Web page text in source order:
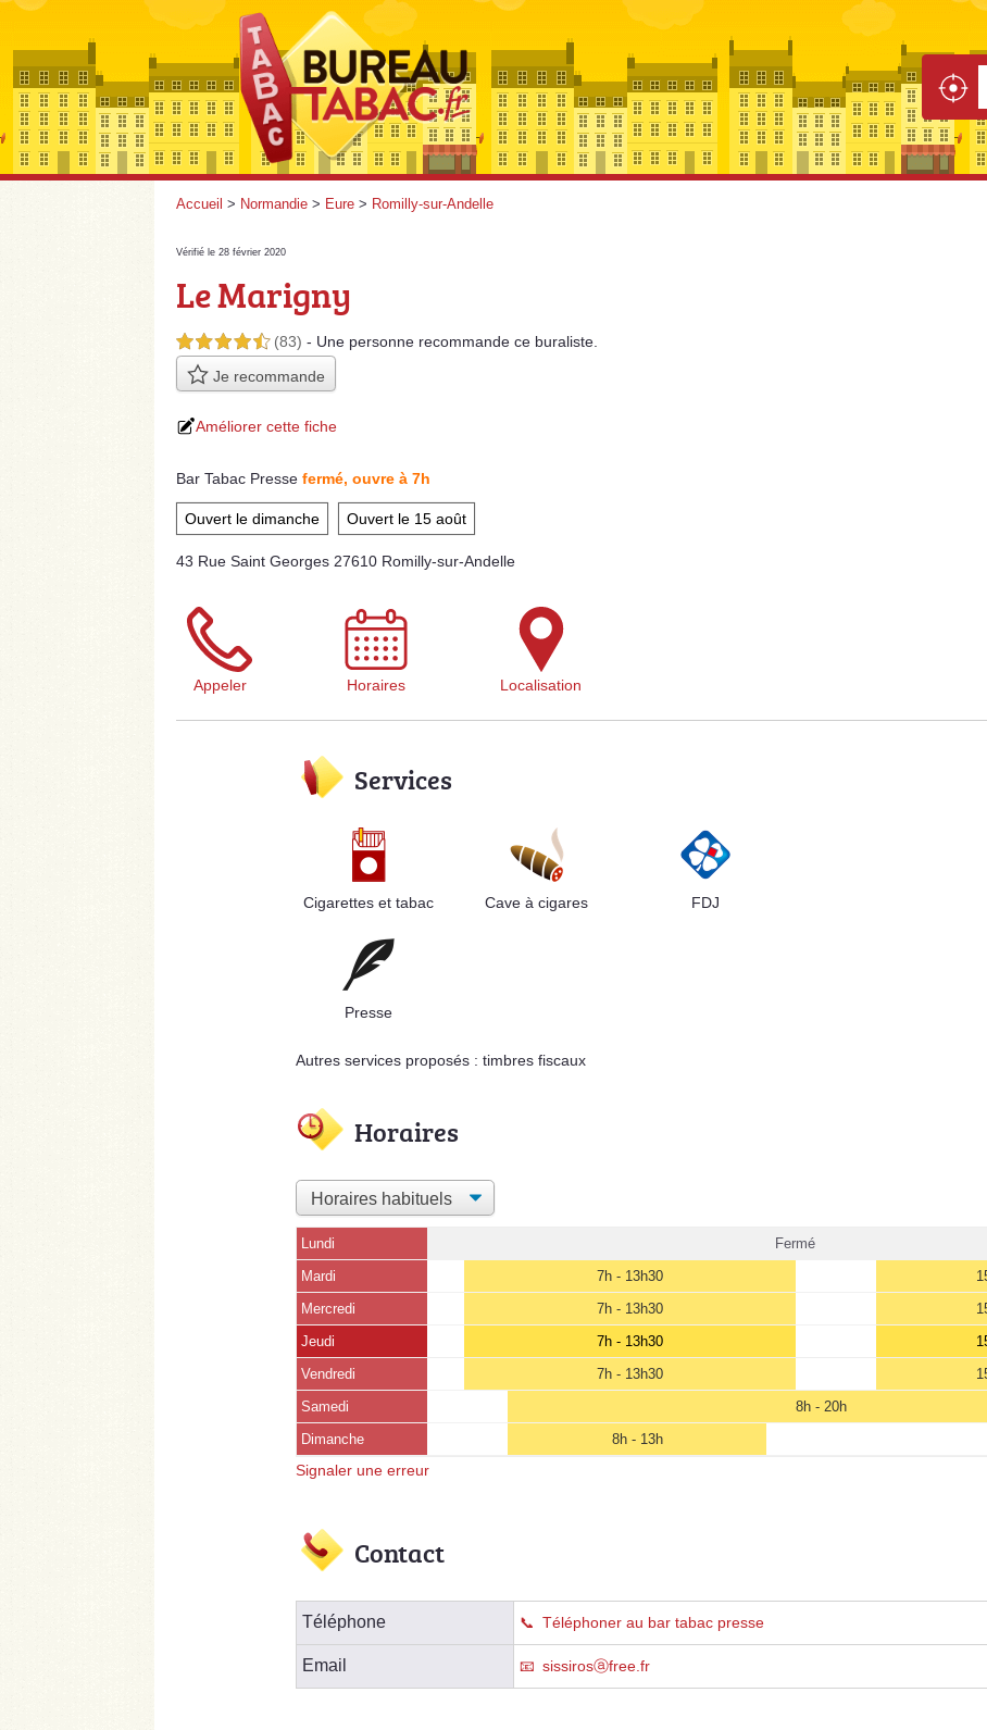
Accueil > Normandie > Eure > Romilly-sur-Andelle
Vérifié le 28 février 2020
Le Marigny
4,5 étoiles sur 5 (83) - Une personne recommande ce buraliste.
Je recommande
Améliorer cette fiche
Bar Tabac Presse fermé, ouvre à 7h
Ouvert le dimanche Ouvert le 15 août
43 Rue Saint Georges 27610 Romilly-sur-Andelle
Appeler Horaires Localisation
Services
Cigarettes et tabac Cave à cigares FDJ
Presse
Autres services proposés : timbres fiscaux
Horaires
Lundi Fermé
Mardi 7h - 13h30
Mercredi 7h - 13h30
Jeudi 7h - 13h30
Vendredi 7h - 13h30
Samedi 8h - 20h
Dimanche 8h - 13h
Signaler une erreur
Contact
Téléphone Téléphoner au bar tabac presse
Email sissirosⓐfree.fr